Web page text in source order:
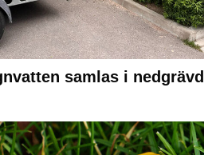
samlas i nedgrävd